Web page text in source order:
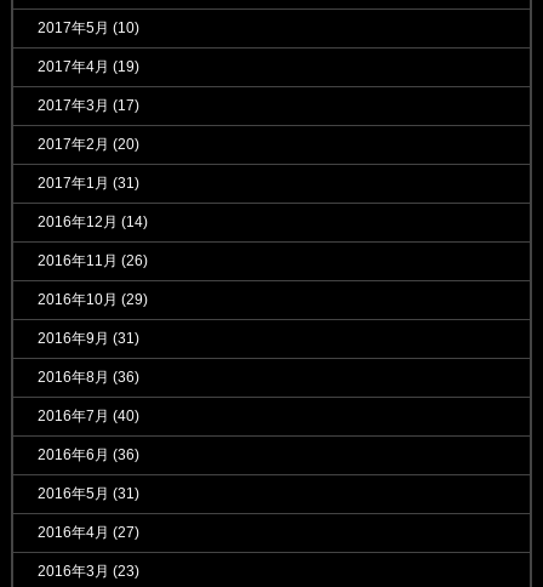
2017年5月 (10)
2017年4月 (19)
2017年3月 (17)
2017年2月 (20)
2017年1月 (31)
2016年12月 (14)
2016年11月 (26)
2016年10月 (29)
2016年9月 (31)
2016年8月 (36)
2016年7月 (40)
2016年6月 (36)
2016年5月 (31)
2016年4月 (27)
2016年3月 (23)